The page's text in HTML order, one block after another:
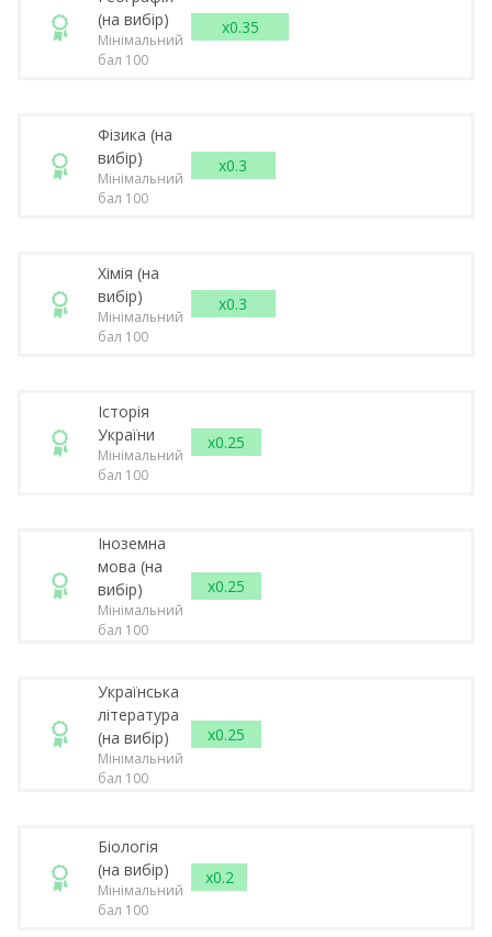
(на вибір)
Мінімальний
бал 100
x0.35
Фізика (на
вибір)
Мінімальний
бал 100
x0.3
Хімія (на
вибір)
Мінімальний
бал 100
x0.3
Історія
України
Мінімальний
бал 100
x0.25
Іноземна
мова (на
вибір)
Мінімальний
бал 100
x0.25
Українська
література
(на вибір)
Мінімальний
бал 100
x0.25
Біологія
(на вибір)
Мінімальний
бал 100
x0.2